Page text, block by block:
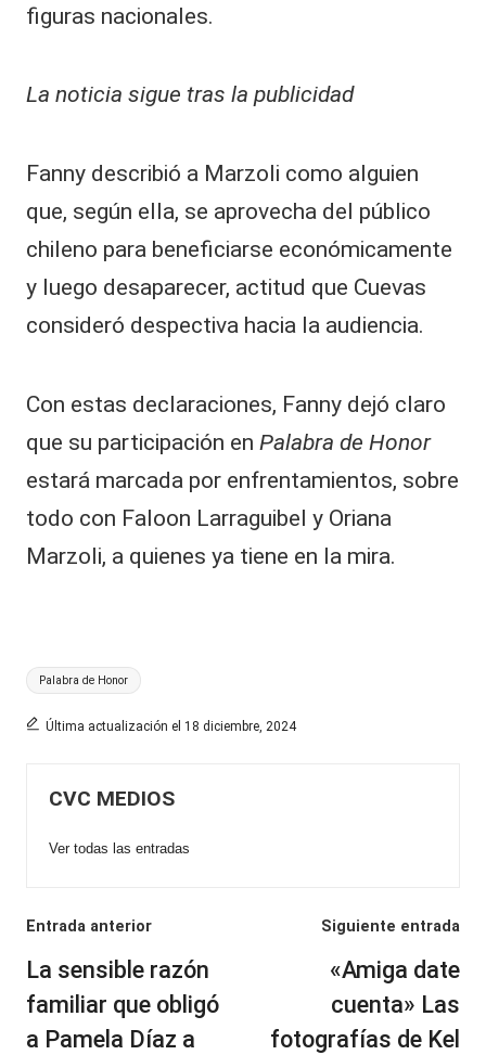
figuras nacionales.
La noticia sigue tras la publicidad
Fanny describió a Marzoli como alguien
que, según ella, se aprovecha del público
chileno para beneficiarse económicamente
y luego desaparecer, actitud que Cuevas
consideró despectiva hacia la audiencia.
Con estas declaraciones, Fanny dejó claro
que su participación en Palabra de Honor
estará marcada por enfrentamientos, sobre
todo con Faloon Larraguibel y Oriana
Marzoli, a quienes ya tiene en la mira.
Etiquetas:
Palabra de Honor
Última actualización el 18 diciembre, 2024
CVC MEDIOS
Ver todas las entradas
Navegación
de
entradas
Entrada anterior
La sensible razón
familiar que obligó
a Pamela Díaz a
Siguiente entrada
«Amiga date
cuenta» Las
fotografías de Kel